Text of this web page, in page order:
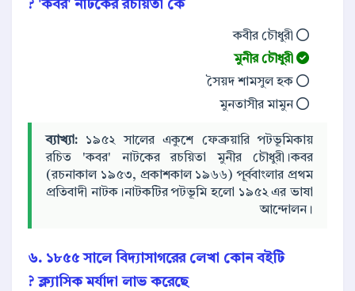
'কবর' নাটকের রচয়িতা কে ?
মুনতাসীর মামুন
ব্যাখ্যা: ১৯৫২ সালের একুশে ফেব্রুয়ারি পটভূমিকায়
রচিত 'কবর' নাটকের রচয়িতা মুনীর চৌধুরী।কবর
(রচনাকাল ১৯৫৩, প্রকাশকাল ১৯৬৬) পূর্ববাংলার প্রথম
প্রতিবাদী নাটক।নাটকটির পটভূমি হলো ১৯৫২ এর ভাষা
আন্দোলন।
৬. ১৮৫৫ সালে বিদ্যাসাগরের লেখা কোন বইটি
ক্ল্যাসিক মর্যাদা লাভ করেছে ?